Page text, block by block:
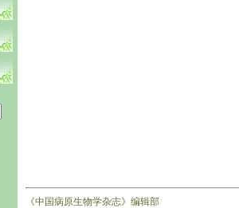
《中国病原生物学杂志》编辑部